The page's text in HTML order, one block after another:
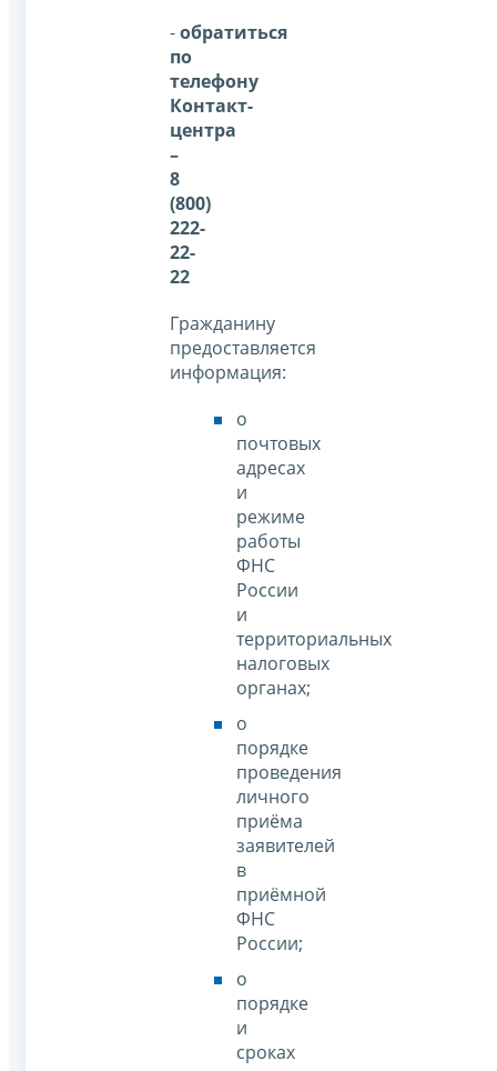
-обратиться
по
телефону
Контакт-
центра
–
8
(800)
222-
22-
22
Гражданину
предоставляется
информация:
о
почтовых
адресах
и
режиме
работы
ФНС
России
и
территориальных
налоговых
органах;
о
порядке
проведения
личного
приёма
заявителей
в
приёмной
ФНС
России;
о
порядке
и
сроках